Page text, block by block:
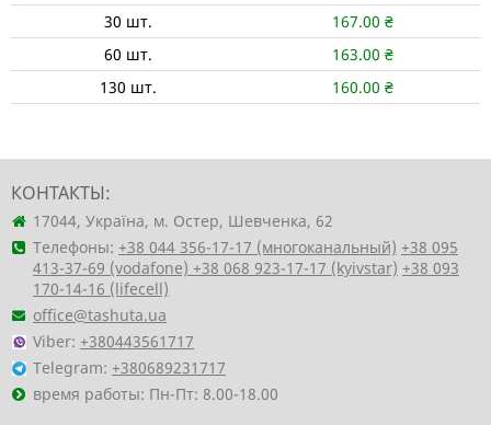
30 шт. 167.00 ₴
60 шт. 163.00 ₴
130 шт. 160.00 ₴
КОНТАКТЫ:
17044, Україна, м. Остер, Шевченка, 62
Телефоны: +38 044 356-17-17 (многоканальный) +38 095
413-37-69 (vodafone) +38 068 923-17-17 (kyivstar) +38 093
170-14-16 (lifecell)
office@tashuta.ua
Viber: +380443561717
Telegram: +380689231717
время работы: Пн-Пт: 8.00-18.00